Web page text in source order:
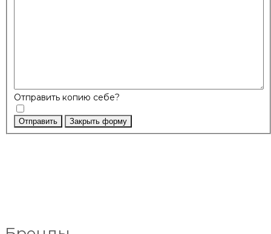
Отправить копию себе?
Отправить Закрыть форму